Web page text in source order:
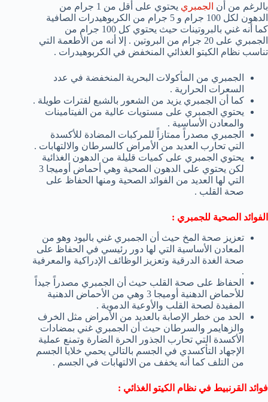
بالرغم من أن الجمبري
يحتوي على أقل من 1 جرام من
الدهون لكل 100 جرام و 5 جرام من الكربوهيدرات الصافية
كما أنه غني بالبروتينات حيث يحتوي كل 100 جرام من
الجمبري على 20 جرام من البروتين . إلا أنه من الأطعمة التي
تناسب نظام الكيتو الغذائي المنخفض في الكربوهيدرات .
الجمبري من المأكولات البحرية المنخفضة في عدد
السعرات الحرارية .
كما أن الجمبري يزيد من الشعور بالشبع لفترات طويلة .
يحتوي الجمبري على مستويات عالية من الفيتامينات
والمعادن الأساسية .
الجمبري مصدراً ممتازاً للمركبات المضادة للأكسدة
التي تحارب العديد من الأمراض كالسرطان والالتهابات .
يحتوي الجمبري على كميات قليلة من الدهون الغذائية
لكن يحتوي على الدهون الصحية وهي أحماض أوميجا 3
التي لها العديد من الفوائد الصحية ومنها الحفاظ على
صحة القلب .
الفوائد الصحية للجمبري :
تعزيز صحة المخ حيث أن الجمبري غني باليود وهو من
المعادن الأساسية التي لها دور رئيسي في الحفاظ على
صحة الغدة الدرقية وتعزيز الوظائف الإدراكية والمعرفية
.
الحفاظ على صحة القلب حيث أن الجمبري مصدراً جيداً
للأحماض الدهنية أوميجا 3 وهي من الأحماض الدهنية
المفيدة لصحة القلب والأوعية الدموية .
الحد من خطر الإصابة بالعديد من الأمراض مثل الخرف
والزهايمر والسرطان حيث أن الجمبري غني بمضادات
الأكسدة التي تحارب الجذور الحرة الضارة وتمنع عملية
الإجهاد التأكسدي في الجسم بالتالي يحمي خلايا الجسم
من التلف كما أنه يخفف من الالتهابات في الجسم .
فوائد القرنبيط في نظام الكيتو الغذائي :